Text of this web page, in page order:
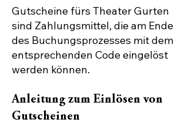
Gutscheine fürs Theater Gurten
sind Zahlungsmittel, die am Ende
des Buchungsprozesses mit dem
entsprechenden Code eingelöst
werden können.
Anleitung zum Einlösen von
Gutscheinen